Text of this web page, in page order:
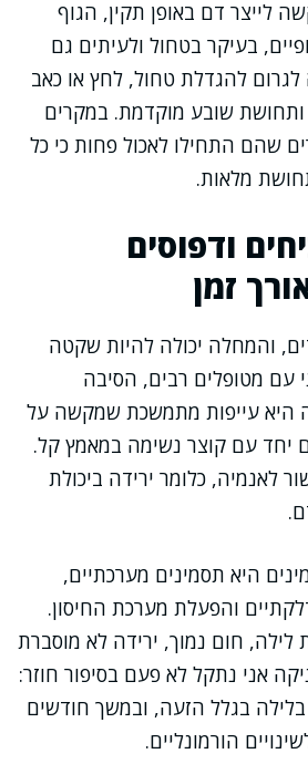
לייצר דם באופן תקין, הגוף
בעיקר בטחול ולעיתים גם
לגרום להגדלת טחול, לחץ או כאב
שובע מוקדמת. במקרים
שהם התחילו לאכול פחות כי כל
מלאות.
ודפוסים
זמן
והמחלה יכולה להיות שקטה
עם מטופלים רבים, הסיבה
היא עייפות מתמשכת שמקשה על
יחד עם קוצר נשימה במאמץ קל.
לאנמיה, כלומר ירידה ביכולת
היא תסמינים מערכתיים,
והפעלת מערכת החיסון.
חום נמוך, ירידה לא מוסברת
אני נתקל לא פעם בסיפור חוזר:
בגלל הזעה, ובמשך חודשים
הורמונליים.